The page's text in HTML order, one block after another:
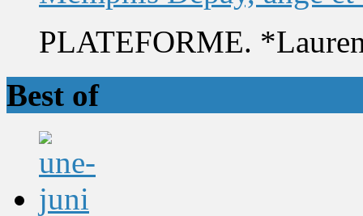
PLATEFORME.
Best of